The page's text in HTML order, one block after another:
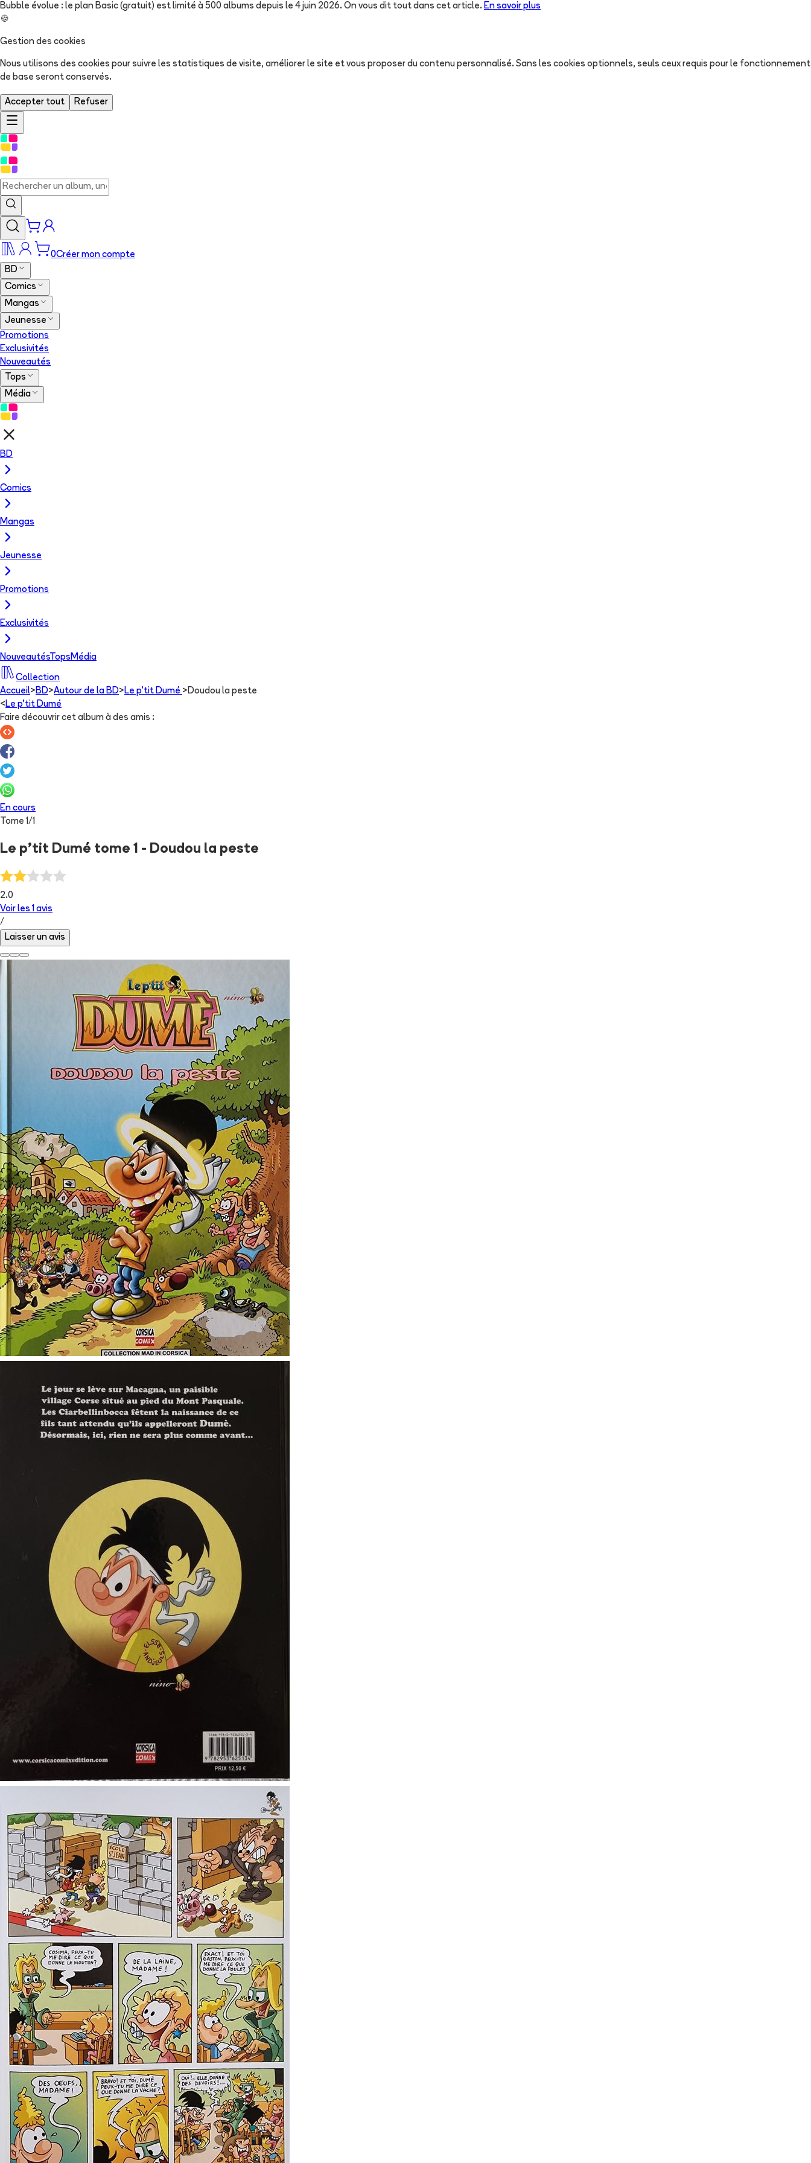
Bubble évolue : le plan Basic (gratuit) est limité à 500 albums depuis le 4 juin 2026. On vous dit tout dans cet article. En savoir plus
🍪
Gestion des cookies
Nous utilisons des cookies pour suivre les statistiques de visite, améliorer le site et vous proposer du contenu personnalisé. Sans les cookies optionnels, seuls ceux requis pour le fonctionnement
de base seront conservés.
Accepter tout Refuser
0Créer mon compte
BD
Comics
Mangas
Jeunesse
Promotions
Exclusivités
Nouveautés
Tops
Média
BD
Comics
Mangas
Jeunesse
Promotions
Exclusivités
NouveautésTops Média
Collection
Accueil> BD>Autour de la BD> Le p'tit Dumé > Doudou la peste
< Le p'tit Dumé
Faire découvrir cet album à des amis :
En cours
Tome1/1
Le p'tit Dumé tome 1 - Doudou la peste
2.0
Voir les 1 avis
/
Laisser un avis